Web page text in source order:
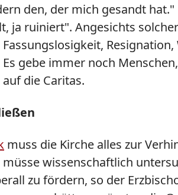
den, der mich gesandt
ruiniert". Angesichts
gebe immer noch
die Caritas.
muss die Kirche alles zur
wissenschaftlich
zu fördern, so der